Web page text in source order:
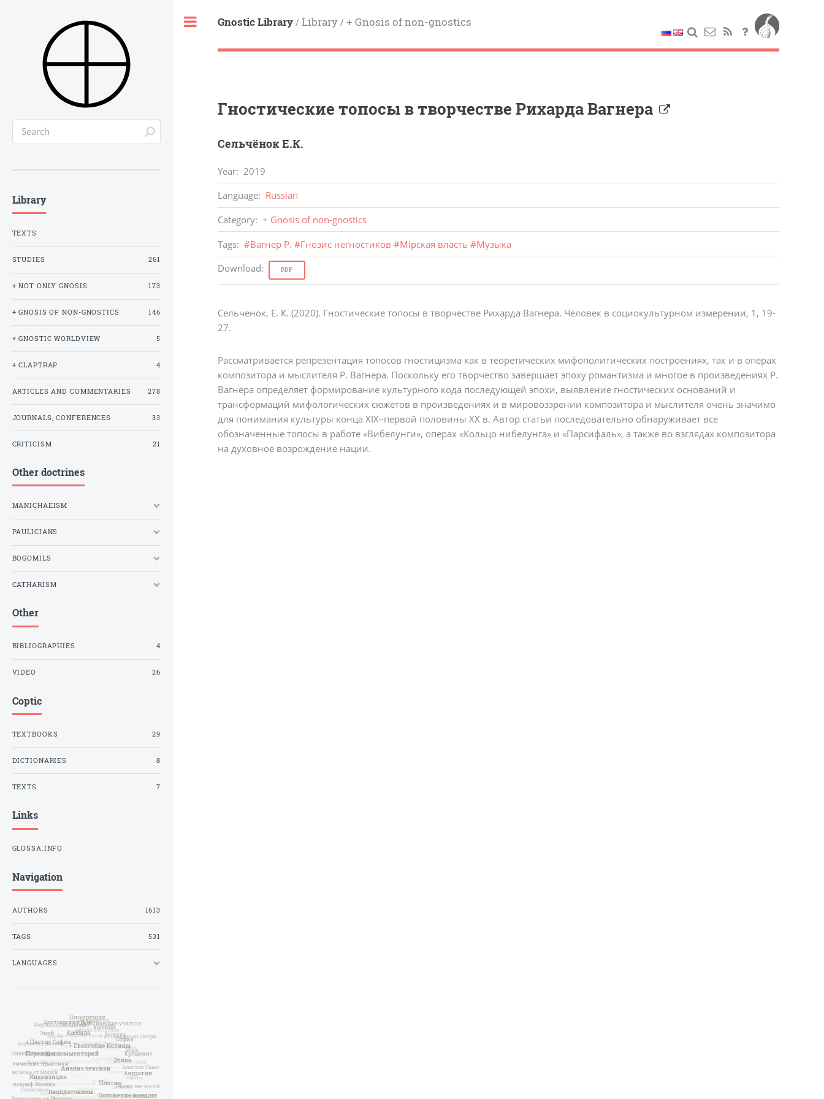
Gnostic Library/ Library/ + Gnosis of non-gnostics
Гностические топосы в творчестве Рихарда Вагнера
Сельчёнок Е.К.
Year: 2019
Language: Russian
Category: + Gnosis of non-gnostics
Tags: #Вагнер Р. #Гнозис негностиков #Мiрская власть #Музыка
Download: PDF
Сельченок, Е. К. (2020). Гностические топосы в творчестве Рихарда Вагнера. Человек в социокультурном измерении, 1, 19-
27.
Рассматривается репрезентация топосов гностицизма как в теоретических мифополитических построениях, так и в операх
композитора и мыслителя Р. Вагнера. Поскольку его творчество завершает эпоху романтизма и многое в произведениях Р.
Вагнера определяет формирование культурного кода последующей эпохи, выявление гностических оснований и
трансформаций мифологических сюжетов в произведениях и в мировоззрении композитора и мыслителя очень значимо
для понимания культуры конца XIX–первой половины XX в. Автор статьи последовательно обнаруживает все
обозначенные топосы в работе «Вибелунги», операх «Кольцо нибелунга» и «Парсифаль», а также во взглядах композитора
на духовное возрождение нации.
Library
TEXTS
STUDIES 261
+ NOT ONLY GNOSIS 173
+ GNOSIS OF NON-GNOSTICS 146
+ GNOSTIC WORLDVIEW 5
+ CLAPTRAP 4
ARTICLES AND COMMENTARIES 278
JOURNALS, CONFERENCES 33
CRITICISM 21
Other doctrines
MANICHAEISM
PAULICIANS
BOGOMILS
CATHARISM
Other
BIBLIOGRAPHIES 4
VIDEO 26
Coptic
TEXTBOOKS 29
DICTIONARIES 8
TEXTS 7
Links
GLOSSA.INFO
Navigation
AUTHORS 1613
TAGS 531
LANGUAGES
Toggle